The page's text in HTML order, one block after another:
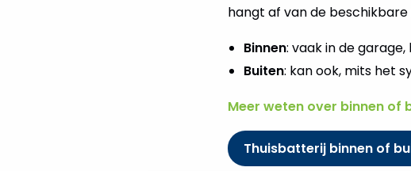
hangt af van de
Binnen: vaak in de
Buiten: kan ook, mits het
Meer weten over binnen of
Thuisbatterij binnen of